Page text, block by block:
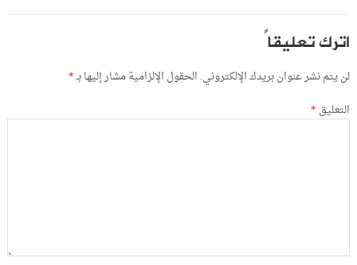
اترك تعليقاً
لن يتم نشر عنوان بريدك الإلكتروني. الحقول الإلزامية مشار إليها بـ*
التعليق *